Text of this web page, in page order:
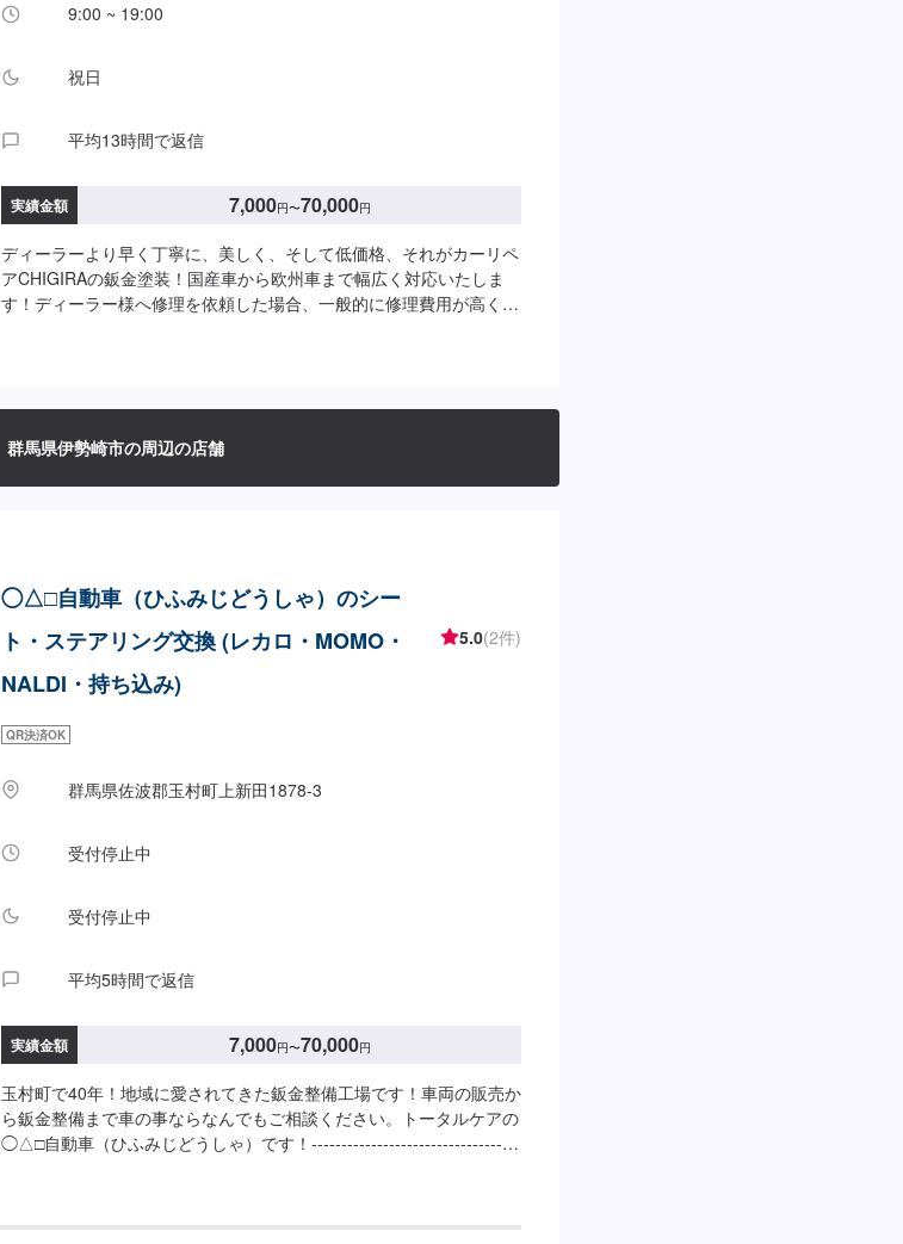
9:00 ~ 19:00
祝日
平均13時間で返信
実績金額 7,000円〜70,000円
ディーラーより早く丁寧に、美しく、そして低価格、それがカーリペ
アCHIGIRAの鈑金塗装！国産車から欧州車まで幅広く対応いたしま
す！ディーラー様へ修理を依頼した場合、一般的に修理費用が高く、
私たちなら自社工場で即施工し、できるだけ部品交換をせず、修理対
車はぜひ、カーリペアCHIGIRAにおまかせください！-------------------
客様負担となっております。予め、ご了承ください。□パーツ持ち込
みについて□パーツの持ち込み可能です。オファーの際に持ち込みパ
ーツの詳細をご入力ください。【定休日・営業時間】定休日：祝日営
業時間：9:00~19:00
群馬県伊勢崎市の周辺の店舗
◯△□自動車（ひふみじどうしゃ）のシー
ト・ステアリング交換 (レカロ・MOMO・
NALDI・持ち込み)
5.0(2件)
QR決済OK
群馬県佐波郡玉村町上新田1878-3
受付停止中
受付停止中
平均5時間で返信
実績金額 7,000円〜70,000円
玉村町で40年！地域に愛されてきた鈑金整備工場です！車両の販売か
ら鈑金整備まで車の事ならなんでもご相談ください。トータルケアの
◯△□自動車（ひふみじどうしゃ）です！-----------------------------------